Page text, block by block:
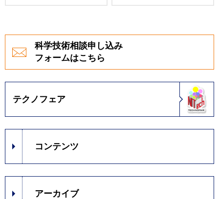
科学技術相談申し込み
フォームはこちら
テクノフェア
コンテンツ
アーカイブ